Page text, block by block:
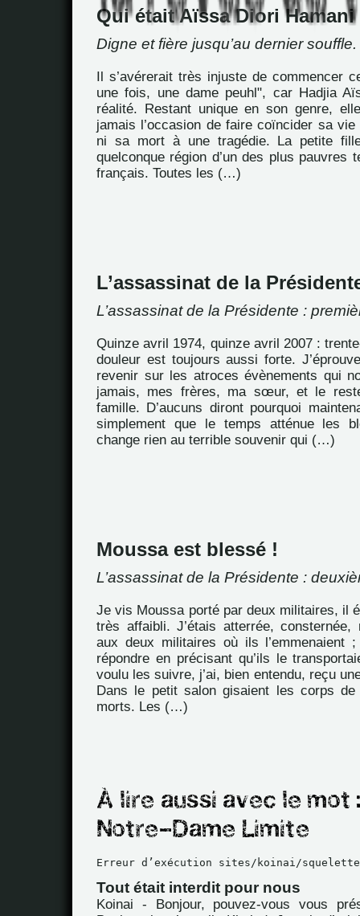
Qui était Aïssa Diori Hamani
Digne et fière jusqu’au dernier souffle.
Il s’avérerait très injuste de commencer
une fois, une dame peuhl", car Hadjia
réalité. Restant unique en son genre,
jamais l’occasion de faire coïncider sa
ni sa mort à une tragédie. La petite
quelconque région d’un des plus pauvres
français. Toutes les (…)
L’assassinat de la
L’assassinat de la Présidente :
Quinze avril 1974, quinze avril 2007 :
douleur est toujours aussi forte.
revenir sur les atroces évènements qui
jamais, mes frères, ma sœur, et le
famille. D’aucuns diront pourquoi
simplement que le temps atténue les
change rien au terrible souvenir qui (…)
Moussa est blessé !
L’assassinat de la Présidente :
Je vis Moussa porté par deux militaires, il
très affaibli. J’étais atterrée, consternée,
aux deux militaires où ils l’emmenaient
répondre en précisant qu’ils le
voulu les suivre, j’ai, bien entendu, reçu
Dans le petit salon gisaient les corps
morts. Les (…)
Erreur d’exécution sites/koinai/
Tout était interdit pour nous
Koinai - Bonjour, pouvez-vous vous